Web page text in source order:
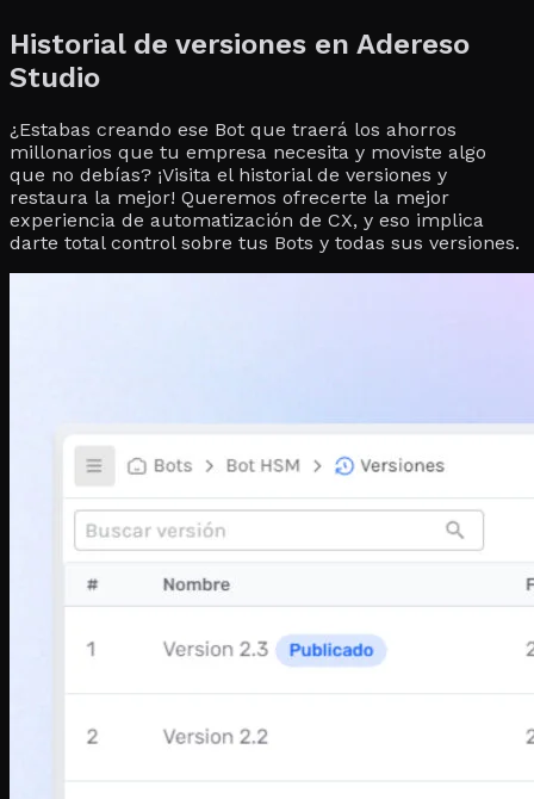
Historial de versiones en Adereso
Studio
¿Estabas creando ese Bot que traerá los ahorros
millonarios que tu empresa necesita y moviste algo
que no debías? ¡Visita el historial de versiones y
restaura la mejor! Queremos ofrecerte la mejor
experiencia de automatización de CX, y eso implica
darte total control sobre tus Bots y todas sus versiones.